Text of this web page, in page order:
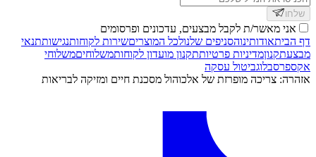
שלחו
אני מאשר/ת לקבל מבצעים, עדכונים ופרסומים
דף הביתאודותינוהסניפים שלנולכל המוצריםשירות לקוחותנגישותתנאי
מבצעתקנוןמדיניות פרטיותתקנון מועדון לקוחותמשלוחיםמשלוחי
אקספרסבלוגביטול עסקה
אזהרה: צריכה מופרזת של אלכוהול מסכנת חיים ומזיקה לבריאות